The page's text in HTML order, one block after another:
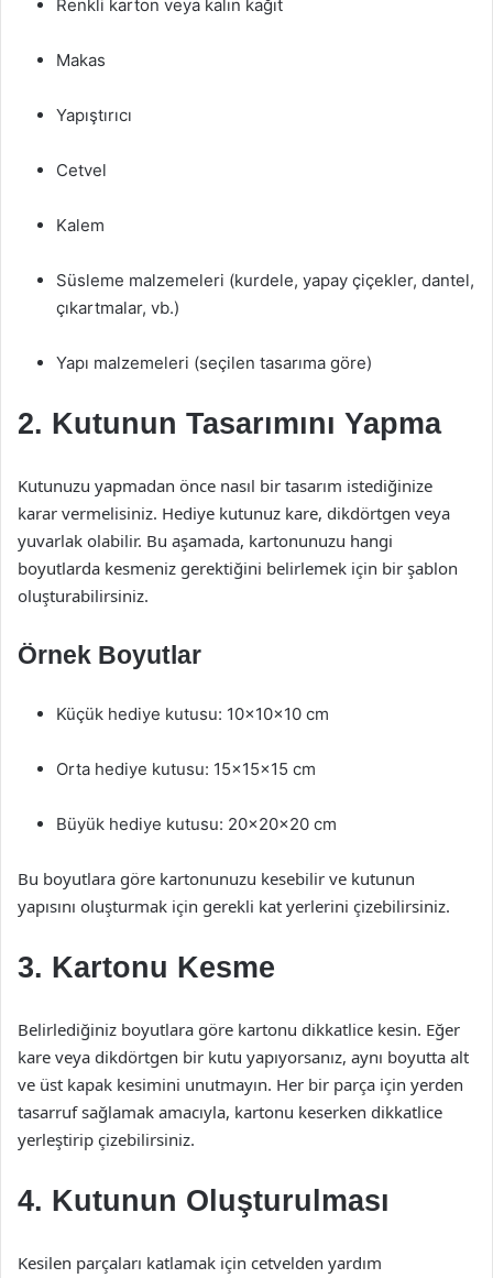
Renkli karton veya kalın kağıt
Makas
Yapıştırıcı
Cetvel
Kalem
Süsleme malzemeleri (kurdele, yapay çiçekler, dantel,
çıkartmalar, vb.)
Yapı malzemeleri (seçilen tasarıma göre)
2. Kutunun Tasarımını Yapma
Kutunuzu yapmadan önce nasıl bir tasarım istediğinize
karar vermelisiniz. Hediye kutunuz kare, dikdörtgen veya
yuvarlak olabilir. Bu aşamada, kartonunuzu hangi
boyutlarda kesmeniz gerektiğini belirlemek için bir şablon
oluşturabilirsiniz.
Örnek Boyutlar
Küçük hediye kutusu: 10x10x10 cm
Orta hediye kutusu: 15x15x15 cm
Büyük hediye kutusu: 20x20x20 cm
Bu boyutlara göre kartonunuzu kesebilir ve kutunun
yapısını oluşturmak için gerekli kat yerlerini çizebilirsiniz.
3. Kartonu Kesme
Belirlediğiniz boyutlara göre kartonu dikkatlice kesin. Eğer
kare veya dikdörtgen bir kutu yapıyorsanız, aynı boyutta alt
ve üst kapak kesimini unutmayın. Her bir parça için yerden
tasarruf sağlamak amacıyla, kartonu keserken dikkatlice
yerleştirip çizebilirsiniz.
4. Kutunun Oluşturulması
Kesilen parçaları katlamak için cetvelden yardım